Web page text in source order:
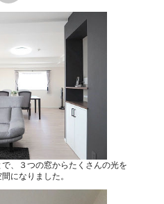
、３つの窓からたくさんの光を
になりました。